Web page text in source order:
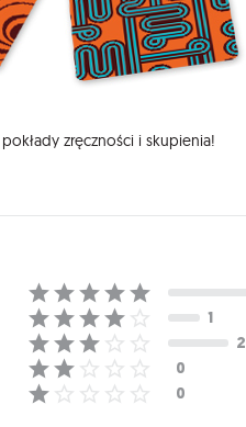
zręczności i skupienia!